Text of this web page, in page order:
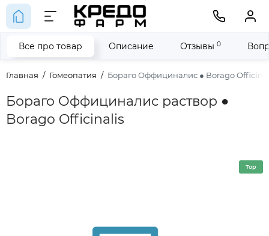
Главная Гомеопатия Бораго Оффициналис ● Borago
Бораго Оффициналис раствор ●
Borago Officinalis
Все про товар Описание Отзывы 0
Top